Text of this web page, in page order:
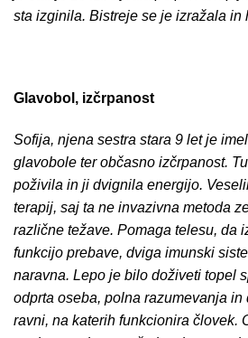
sta izginila. Bistreje se je izražala in
Glavobol, izčrpanost
Sofija, njena sestra stara 9 let je
glavobole ter občasno izčrpanost.
poživila in ji dvignila energijo.
terapij, saj ta ne invazivna metoda
različne težave. Pomaga telesu, da
funkcijo prebave, dviga imunski
naravna. Lepo je bilo doživeti topel
odprta oseba, polna razumevanja
ravni, na katerih funkcionira človek.